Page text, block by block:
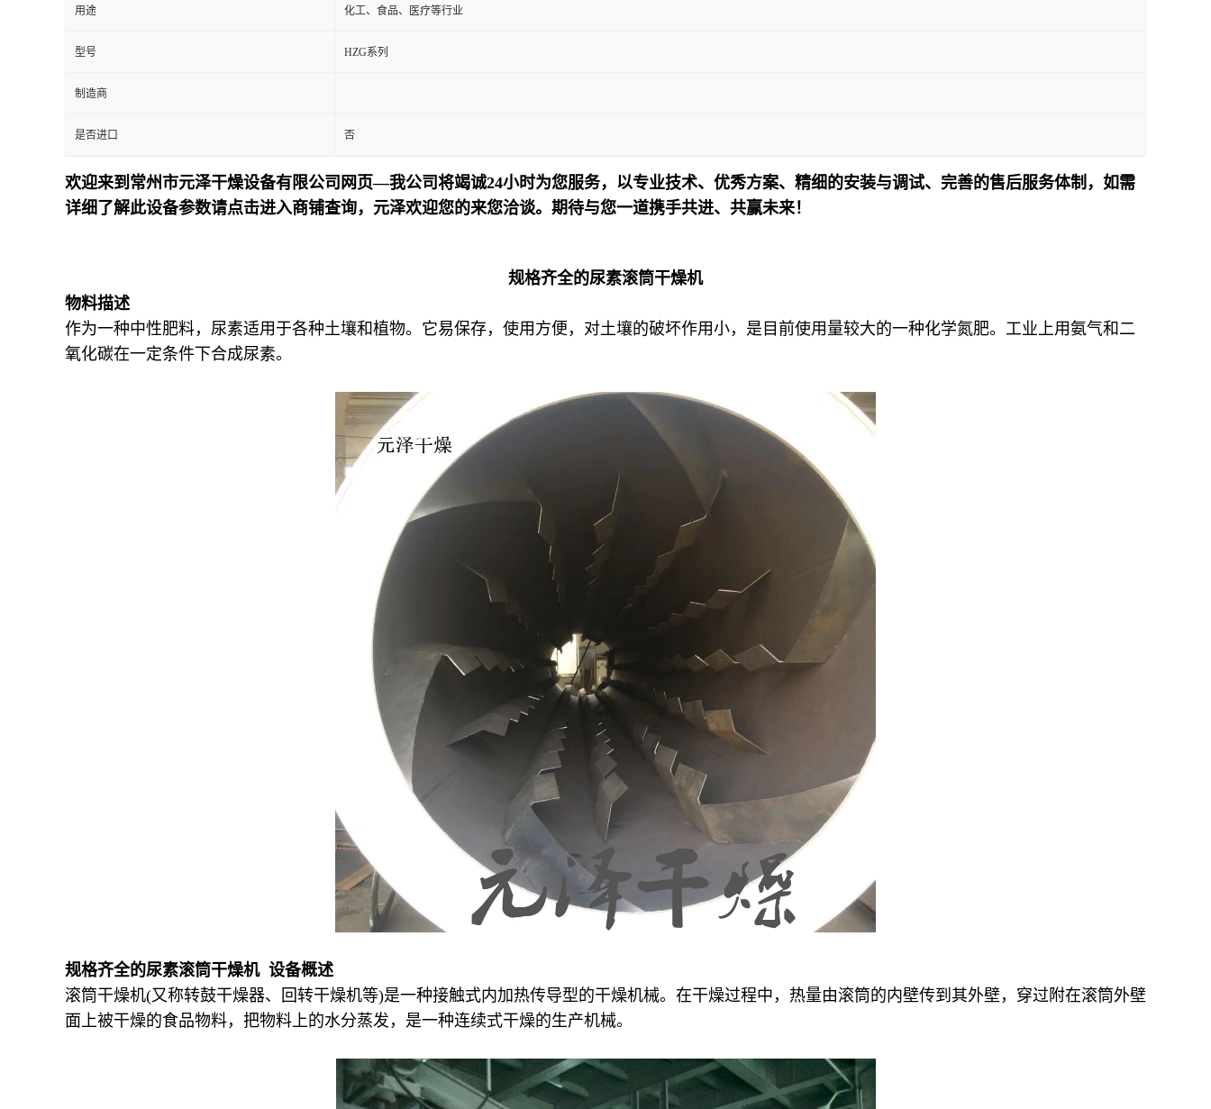
用途 化工、食品、医疗等行业
型号 HZG系列
制造商
是否进口 否
欢迎来到常州市元泽干燥设备有限公司网页—我公司将竭诚24小时为您服务，以专业技术、优秀方案、精细的安装与调试、完善的售后服务体制，如需
详细了解此设备参数请点击进入商铺查询，元泽欢迎您的来您洽谈。期待与您一道携手共进、共赢未来！
规格齐全的尿素滚筒干燥机
物料描述
作为一种中性肥料，尿素适用于各种土壤和植物。它易保存，使用方便，对土壤的破坏作用小，是目前使用量较大的一种化学氮肥。工业上用氨气和二
氧化碳在一定条件下合成尿素。
规格齐全的尿素滚筒干燥机 设备概述
滚筒干燥机(又称转鼓干燥器、回转干燥机等)是一种接触式内加热传导型的干燥机械。在干燥过程中，热量由滚筒的内壁传到其外壁，穿过附在滚筒外壁
面上被干燥的食品物料，把物料上的水分蒸发，是一种连续式干燥的生产机械。